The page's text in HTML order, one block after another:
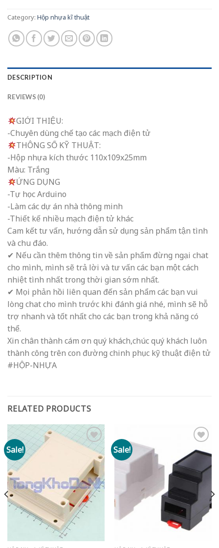
Category: Hộp nhựa kĩ thuật
DESCRIPTION
REVIEWS (0)
GIỚI THIỆU:
-Chuyên dùng chế tạo các mạch điện tử
THÔNG SỐ KỸ THUẬT:
-Hộp nhựa kích thước 110x109x25mm
Màu: Trắng
ỨNG DỤNG
-Tự học Arduino
-Làm các dự án nhà thông minh
-Thiết kế nhiều mạch điện tử khác
Cam kết tư vấn, hướng dẫn sử dụng sản phẩm tận tình
và chu đáo.
✔ Nếu cần thêm thông tin về sản phẩm đừng ngại chat
cho mình, mình sẽ trả lời và tư vấn các bạn một cách
nhiệt tình nhất trong thời gian sớm nhất.
✔ Mọi phản hồi liên quan đến sản phẩm các bạn vui
lòng chat cho mình trước khi đánh giá nhé, mình sẽ hỗ
trợ nhanh và tốt nhất cho các bạn trong khả năng có
thể.
Xin chân thành cám ơn quý khách,chúc quý khách luôn
thành công trên con đường chinh phục kỹ thuật điện tử
#HỘP-NHỰA
RELATED PRODUCTS
Sale!
Add to
wishlist
Sale!
Add to
wishlist